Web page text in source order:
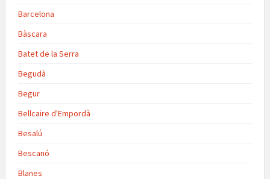
Barcelona
Bàscara
Batet de la Serra
Begudà
Begur
Bellcaire d'Empordà
Besalú
Bescanó
Blanes